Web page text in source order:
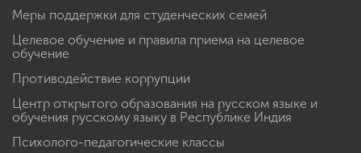
Меры поддержки для студенческих семей
Целевое обучение и правила приема на целевое
обучение
Противодействие коррупции
Центр открытого образования на русском языке и
обучения русскому языку в Республике Индия
Психолого-педагогические классы